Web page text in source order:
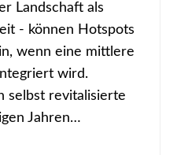
Landschaft als
- können Hotspots
wenn eine mittlere
wird.
selbst revitalisierte
Jahren…